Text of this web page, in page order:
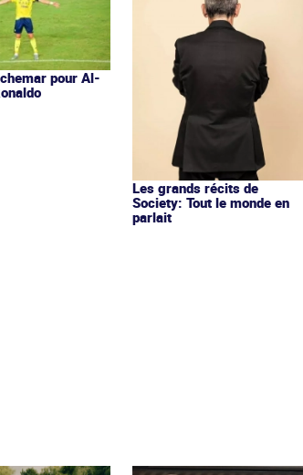
pour Al-
Les grands récits de
Society: Tout le monde en
parlait